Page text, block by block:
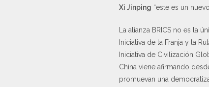
Xi Jinping “este es un
La alianza BRICS no es la
Iniciativa de la Franja y la
Iniciativa de Civilización
China viene afirmando
promuevan una